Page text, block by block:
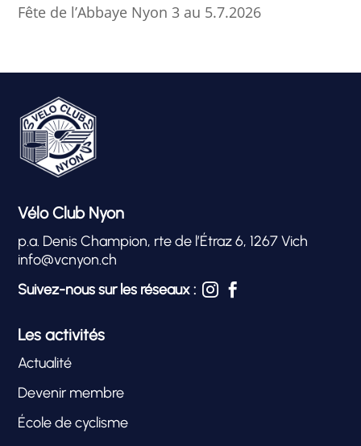
Fête de l’Abbaye Nyon 3 au 5.7.2026
Vélo Club Nyon
p.a. Denis Champion, rte de l’Étraz 6, 1267 Vich
info@vcnyon.ch
Suivez-nous sur les réseaux :  
Les activités
Actualité
Devenir membre
École de cyclisme